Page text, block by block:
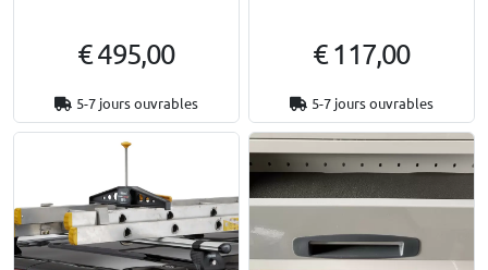
€ 495,00
5-7 jours ouvrables
€ 117,00
5-7 jours ouvrables